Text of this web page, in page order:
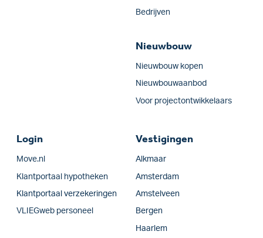
Bedrijven
Nieuwbouw
Nieuwbouw kopen
Nieuwbouwaanbod
Voor projectontwikkelaars
Login
Move.nl
Klantportaal hypotheken
Klantportaal verzekeringen
VLIEGweb personeel
Vestigingen
Alkmaar
Amsterdam
Amstelveen
Bergen
Haarlem